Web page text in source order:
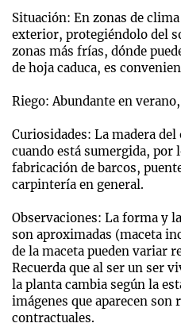
Situación: En zonas de
exterior, protegiéndolo del
zonas más frías, dónde
de hoja caduca, es
Riego: Abundante en
Curiosidades: La madera
cuando está sumergida, por
fabricación de barcos,
carpintería en general.
Observaciones: La forma y
son aproximadas (maceta
de la maceta pueden variar
Recuerda que al ser un ser
la planta cambia según la
imágenes que aparecen son
contractuales.